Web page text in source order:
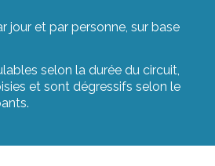
jour et par personne, sur base
selon la durée du circuit,
et sont dégressifs selon le